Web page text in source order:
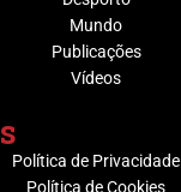
Mundo
Publicações
Vídeos
Política de Privacidade
Política de Cookies